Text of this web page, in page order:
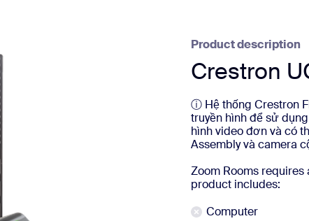
Product description
Crestron
ⓘ Hệ thống Crestron
truyền hình để sử
hình video đơn và có
Assembly và camera
Zoom Rooms requires
product includes:
Computer